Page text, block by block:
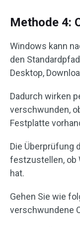
Methode 4:
Windows kann
den
Desktop,
Dadurch wirken
verschwunden,
Festplatte
Die Überprüfung
festzustellen, ob
hat.
Gehen Sie wie
verschwundene